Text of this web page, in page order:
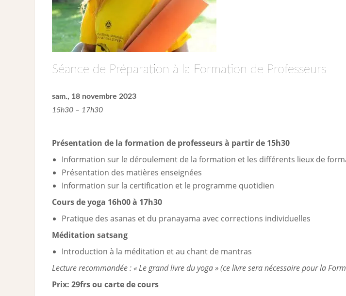
Séance de Préparation à la Formation de Professeurs
sam., 18 novembre 2023
15h30 – 17h30
Présentation de la formation de professeurs à partir de 15h30
Information sur le déroulement de la formation et les différents lieux de
Présentation des matières enseignées
Information sur la certification et le programme quotidien
Cours de yoga 16h00 à 17h30
Pratique des asanas et du pranayama avec corrections individuelles
Méditation satsang
Introduction à la méditation et au chant de mantras
Lecture recommandée : « Le grand livre du yoga » (ce livre sera nécessaire pour la
Prix: 29frs ou carte de cours